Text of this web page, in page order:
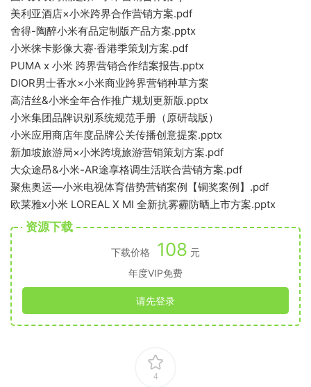
美利亚酒店×小米跨界合作营销方案.pdf
舍得-陶醉小米有品定制版产品方案.pptx
小米徕卡影像大赛·香港季策划方案.pdf
PUMA x 小米 跨界营销合作结案报告.pptx
DIOR男士香水×小米商业跨界营销种草方案
高洁丝&小米全年合作推广规划更新版.pptx
小米集团品牌识别系统规范手册（原研哉版）
小米应用商店年度品牌公关传播创意提案.pptx
新加坡旅游局×小米跨境旅游营销策划方案.pdf
大众途昂&小米-AR途享格调生活联合营销方案.pdf
聚焦奥运—小米电视体育借势营销案例【铜奖案例】.pdf
欧莱雅x小米 LOREAL X MI 全新抗雾霾防晒上市方案.pptx
资源下载
下载价格 108 元
年度VIP免费
请先登录
4